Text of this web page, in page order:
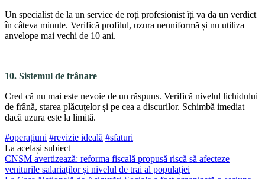
Un specialist de la un ser­vice de roți profesionist îți va da un verdict
în câteva minu­te. Verifică profilul, uzura ne­uniformă și nu utiliza
anvelo­pe mai vechi de 10 ani.
10. Sistemul de frânare
Cred că nu mai este nevoie de un răspuns. Verifică nive­lul lichidului
de frână, starea plăcuțelor și pe cea a discu­rilor. Schimbă imediat
dacă uzura este la limită.
#operațiuni #revizie ideală #sfaturi
La același subiect
CNSM avertizează: reforma fiscală propusă riscă să afecteze
veniturile salariaților și nivelul de trai al populației